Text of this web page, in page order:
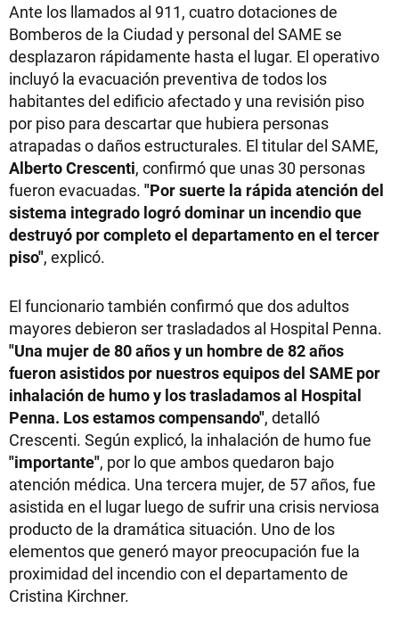
Ante los llamados al 911, cuatro dotaciones de
Bomberos de la Ciudad y personal del SAME se
desplazaron rápidamente hasta el lugar. El operativo
incluyó la evacuación preventiva de todos los
habitantes del edificio afectado y una revisión piso
por piso para descartar que hubiera personas
atrapadas o daños estructurales. El titular del SAME,
Alberto Crescenti, confirmó que unas 30 personas
fueron evacuadas. "Por suerte la rápida atención del
sistema integrado logró dominar un incendio que
destruyó por completo el departamento en el tercer
piso", explicó.
El funcionario también confirmó que dos adultos
mayores debieron ser trasladados al Hospital Penna.
"Una mujer de 80 años y un hombre de 82 años
fueron asistidos por nuestros equipos del SAME por
inhalación de humo y los trasladamos al Hospital
Penna. Los estamos compensando", detalló
Crescenti. Según explicó, la inhalación de humo fue
"importante", por lo que ambos quedaron bajo
atención médica. Una tercera mujer, de 57 años, fue
asistida en el lugar luego de sufrir una crisis nerviosa
producto de la dramática situación. Uno de los
elementos que generó mayor preocupación fue la
proximidad del incendio con el departamento de
Cristina Kirchner.